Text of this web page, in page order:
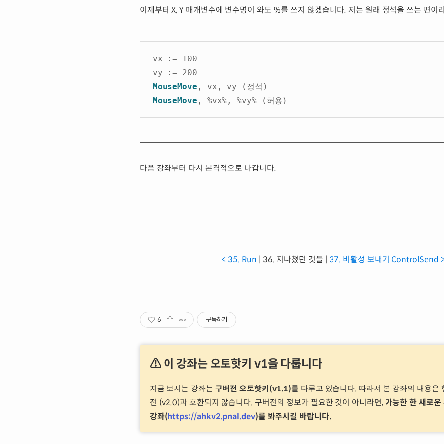
이제부터 X, Y 매개변수에 변수명이 와도 %를 쓰지 않겠습니다. 저는 원래 정석을 쓰는 편이
vx := 100
vy := 200
MouseMove , vx, vy (정석)
MouseMove , %vx%, %vy% (허용)
다음 강좌부터 다시 본격적으로 나갑니다.
< 35. Run | 36. 지나쳤던 것들 | 37. 비활성 보내기 ControlSend >
6 구독하기
⚠ 이 강좌는 오토핫키 v1을 다룹니다
지금 보시는 강좌는 구버전 오토핫키(v1.1)를 다루고 있습니다. 따라서 본 강좌의 내용은
전 (v2.0)과 호환되지 않습니다. 구버전의 정보가 필요한 것이 아니라면,가능한 한 새로
강좌(https://ahkv2.pnal.dev)를 봐주시길 바랍니다.